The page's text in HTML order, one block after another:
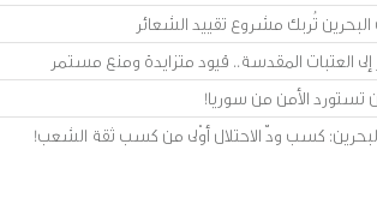
تُربك مشروع تقييد الشعائر
العتبات المقدسة.. قيود متزايدة ومنع مستمر
تستورد الأمن من سوريا!
كسب ودّ الاحتلال أوْلى من كسب ثقة الشعب!